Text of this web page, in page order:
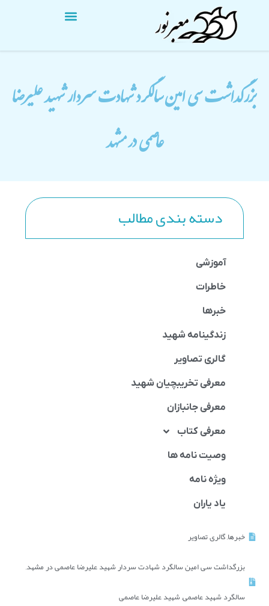
بزرگداشت سی امین سالگرد شهادت سردار شهید علیرضا
عاصمی در مشهد
دسته بندی مطالب
آموزشی
خاطرات
خبرها
زندگینامه شهید
گالری تصاویر
معرفی تخریبچیان شهید
معرفی جانبازان
معرفی کتاب
وصیت نامه ها
ویژه نامه
یاد یاران
خبرها,گالری تصاویر
بزرگداشت سی امین سالگرد شهادت سردار شهید علیرضا عاصمی در مشهد,
سالگرد شهید عاصمی,شهید علیرضا عاصمی